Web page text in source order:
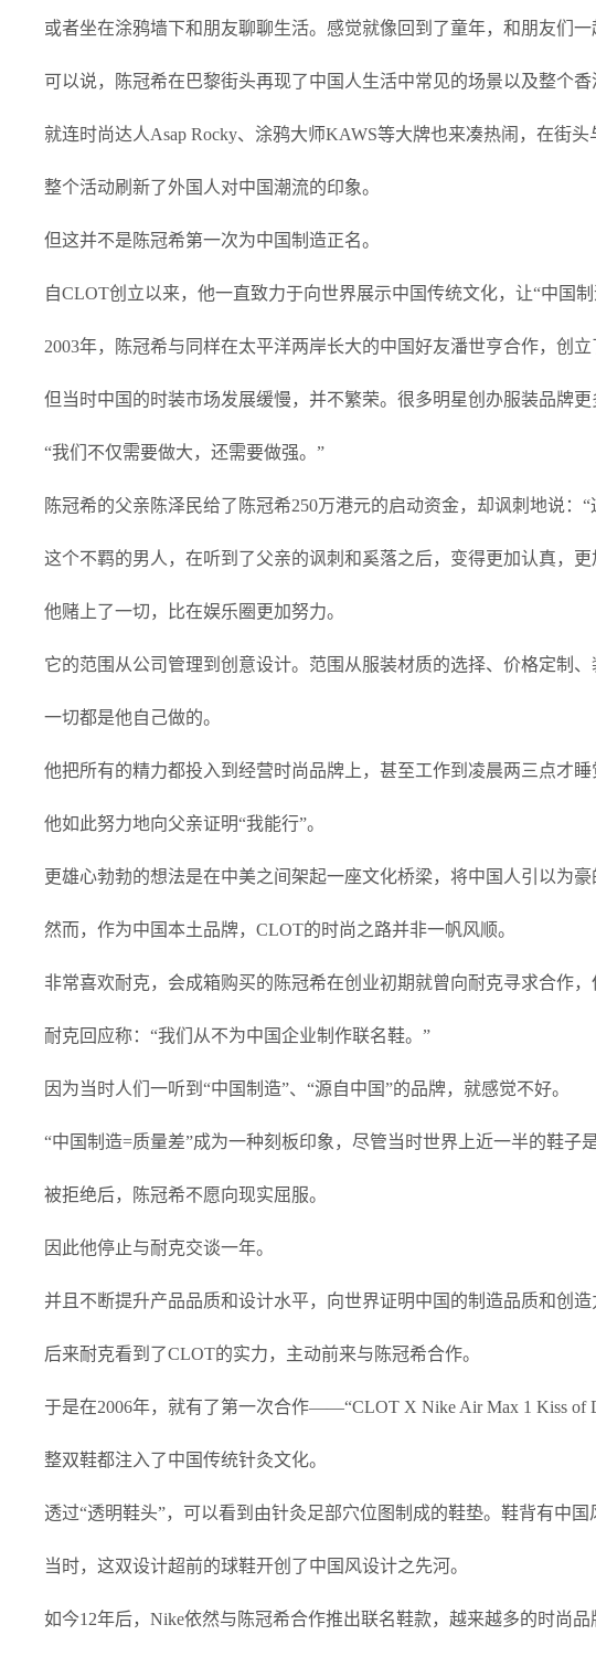
或者坐在涂鸦墙下和朋友聊聊生活。感觉就像回到了童年，和朋友们
可以说，陈冠希在巴黎街头再现了中国人生活中常见的场景以及整个香
就连时尚达人Asap Rocky、涂鸦大师KAWS等大牌也来凑热闹，在街头
整个活动刷新了外国人对中国潮流的印象。
但这并不是陈冠希第一次为中国制造正名。
自CLOT创立以来，他一直致力于向世界展示中国传统文化，让“中国
2003年，陈冠希与同样在太平洋两岸长大的中国好友潘世亨合作，创立
但当时中国的时装市场发展缓慢，并不繁荣。很多明星创办服装品牌
“我们不仅需要做大，还需要做强。”
陈冠希的父亲陈泽民给了陈冠希250万港元的启动资金，却讽刺地说
这个不羁的男人，在听到了父亲的讽刺和奚落之后，变得更加认真，更
他赌上了一切，比在娱乐圈更加努力。
它的范围从公司管理到创意设计。范围从服装材质的选择、价格定制、
一切都是他自己做的。
他把所有的精力都投入到经营时尚品牌上，甚至工作到凌晨两三点才睡
他如此努力地向父亲证明“我能行”。
更雄心勃勃的想法是在中美之间架起一座文化桥梁，将中国人引以为豪
然而，作为中国本土品牌，CLOT的时尚之路并非一帆风顺。
非常喜欢耐克，会成箱购买的陈冠希在创业初期就曾向耐克寻求合作，
耐克回应称：“我们从不为中国企业制作联名鞋。”
因为当时人们一听到“中国制造”、“源自中国”的品牌，就感觉不好。
“中国制造=质量差”成为一种刻板印象，尽管当时世界上近一半的鞋子
被拒绝后，陈冠希不愿向现实屈服。
因此他停止与耐克交谈一年。
并且不断提升产品品质和设计水平，向世界证明中国的制造品质和创造
后来耐克看到了CLOT的实力，主动前来与陈冠希合作。
于是在2006年，就有了第一次合作——“CLOT X Nike Air Max 1 Kiss of
整双鞋都注入了中国传统针灸文化。
透过“透明鞋头”，可以看到由针灸足部穴位图制成的鞋垫。鞋背有中
当时，这双设计超前的球鞋开创了中国风设计之先河。
如今12年后，Nike依然与陈冠希合作推出联名鞋款，越来越多的时尚品